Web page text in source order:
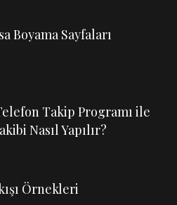
Boyama Sayfaları
Takip Programı ile
Nasıl Yapılır?
Örnekleri